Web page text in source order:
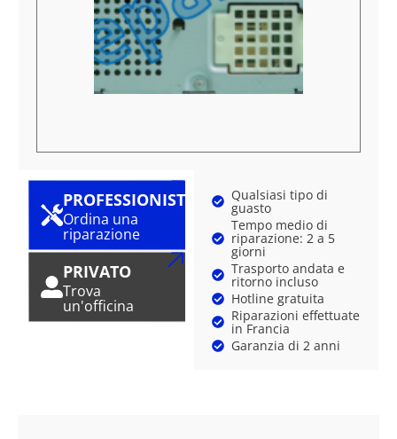
PROFESSIONISTA
Ordina una
riparazione
PRIVATO
Trova
un'officina
Qualsiasi tipo di
guasto
Tempo medio di
riparazione: 2 a 5
giorni
Trasporto andata e
ritorno incluso
Hotline gratuita
Riparazioni effettuate
in Francia
Garanzia di 2 anni